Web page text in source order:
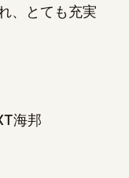
、とても充実
海邦